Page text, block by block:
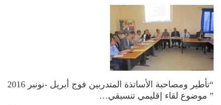
“تأطير ومصاحبة الأساتذة المتدربين فوج أبريل -نونبر 2016
” موضوع لقاء إقليمي تنسيقي…